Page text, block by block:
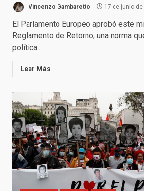
Vincenzo Gambaretto 17 de junio de
El Parlamento Europeo aprobó este
Reglamento de Retorno, una norma
política...
Leer Más